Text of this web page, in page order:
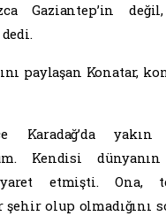
Gaziantep’in
paylaşan Konatar,
Karadağ’da
Kendisi
etmişti. Ona,
şehir olup olmadığını